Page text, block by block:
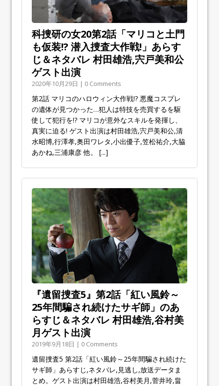
科捜研の女20第2話「マリコと土門
も仮装!? 潜入捜査大作戦!」あらす
じ＆ネタバレ 村田雄浩,宍戸美和公
ゲスト出演
2020年10月29日 | 0 Comments
第2話 マリコのハロウィン大作戦!? 悪魔コスプレ
の遺体が見つかった…犯人は特技を売買するを駆
使して犯行を!? マリコが意外なスキルを発揮し、
真実に迫る! ゲスト出演は村田雄浩,宍戸美和公,清
水昭博,行澤孝,奥田ワレタ,小出優子,笠松祐介,大脇
あかね,三浦康彦 他。 [...]
『遺留捜査5』第2話「紅い風鈴～
25年間騙され続けたサギ師」のあ
らすじ＆ネタバレ 村田雄浩,谷村美
月ゲスト出演
2019年9月18日 | 0 Comments
遺留捜査5 第2話「紅い風鈴～25年間騙され続けた
サギ師」あらすじ,ネタバレ,見逃し,放送データま
とめ。ゲスト出演は村田雄浩,谷村美月,菅井玲,畠